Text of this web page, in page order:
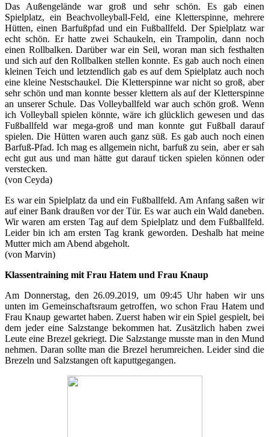
Das Außengelände war groß und sehr schön. Es gab einen
Spielplatz, ein Beachvolleyball-Feld, eine Kletterspinne, mehrere
Hütten, einen Barfußpfad und ein Fußballfeld. Der Spielplatz war
echt schön. Er hatte zwei Schaukeln, ein Trampolin, dann noch
einen Rollbalken. Darüber war ein Seil, woran man sich festhalten
und sich auf den Rollbalken stellen konnte. Es gab auch noch einen
kleinen Teich und letztendlich gab es auf dem Spielplatz auch noch
eine kleine Nestschaukel. Die Kletterspinne war nicht so groß, aber
sehr schön und man konnte besser klettern als auf der Kletterspinne
an unserer Schule. Das Volleyballfeld war auch schön groß. Wenn
ich Volleyball spielen könnte, wäre ich glücklich gewesen und das
Fußballfeld war mega-groß und man konnte gut Fußball darauf
spielen. Die Hütten waren auch ganz süß. Es gab auch noch einen
Barfuß-Pfad. Ich mag es allgemein nicht, barfuß zu sein, aber er sah
echt gut aus und man hätte gut darauf ticken spielen können oder
verstecken.
(von Ceyda)
Es war ein Spielplatz da und ein Fußballfeld. Am Anfang saßen wir
auf einer Bank draußen vor der Tür. Es war auch ein Wald daneben.
Wir waren am ersten Tag auf dem Spielplatz und dem Fußballfeld.
Leider bin ich am ersten Tag krank geworden. Deshalb hat meine
Mutter mich am Abend abgeholt.
(von Marvin)
Klassentraining mit Frau Hatem und Frau Knaup
Am Donnerstag, den 26.09.2019, um 09:45 Uhr haben wir uns
unten im Gemeinschaftsraum getroffen, wo schon Frau Hatem und
Frau Knaup gewartet haben. Zuerst haben wir ein Spiel gespielt, bei
dem jeder eine Salzstange bekommen hat. Zusätzlich haben zwei
Leute eine Brezel gekriegt. Die Salzstange musste man in den Mund
nehmen. Daran sollte man die Brezel herumreichen. Leider sind die
Brezeln und Salzstangen oft kaputtgegangen.